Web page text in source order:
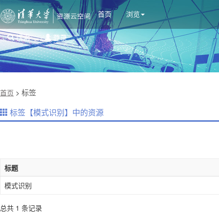
首页 浏览
搜索 登录
首页 > 标签
标签【模式识别】中的资源
标题
模式识别
总共 1 条记录